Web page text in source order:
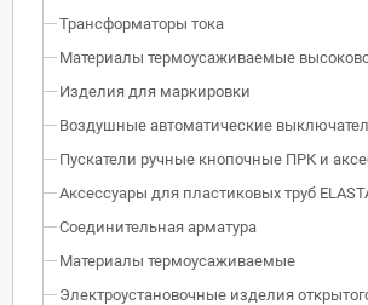
Трансформаторы тока
Материалы термоусаживаемые
Изделия для маркировки
Воздушные автоматические
Пускатели ручные кнопочные ПРК и
Аксессуары для пластиковых труб
Соединительная арматура
Материалы термоусаживаемые
Электроустановочные изделия